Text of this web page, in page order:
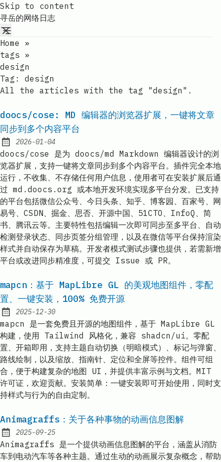
Skip to content
寻岳的网络日志
Home
»
tags »
design
Tag: design
All the articles with the tag "design".
doocs/cose: MD 编辑器的浏览器扩展，一键将文章
同步到多个内容平台
Published:
2026-01-04
doocs/cose 是为 doocs/md Markdown 编辑器设计的浏
览器扩展，支持一键将文章同步到多个内容平台。插件完全本地
运行，不收集、不存储任何用户信息，使用者可在安装扩展后通
过 md.doocs.org 或本地开发环境实现多平台分发。已支持
的平台包括微信公众号、今日头条、知乎、博客园、百家号、网
易号、CSDN、掘金、思否、开源中国、51CTO、InfoQ、简
书、腾讯云等。主要特性包括编辑一次即可同步至多平台、自动
检测登录状态、同步页签分组管理，以及在微信等平台保持渲染
样式并自动保存为草稿。开发者模式测试步骤也提供，若需新增
平台或改进同步精准度，可提交 Issue 或 PR。
mapcn：基于 MapLibre GL 的美观地图组件，零配
置、一键安装，100% 免费开源
Published:
2025-12-30
mapcn 是一套免费且开源的地图组件，基于 MapLibre GL
构建，使用 Tailwind 风格化，兼容 shadcn/ui。零配
置、开箱即用，支持主题自动切换（明暗模式）、标记与弹窗、
路线绘制，以及缩放、指南针、定位和全屏等控件。组件可组
合，便于构建复杂的地图 UI，并提供丰富示例与文档。MIT
许可证，欢迎贡献。安装简单：一键安装即可开始使用，同时支
持样式与行为的自由定制。
Animagraffs：关于各种事物的动画信息图解
Published:
2025-09-25
Animagraffs 是一个提供动画信息图解的平台，涵盖从消防
车到电动汽车等各种主题。通过生动的动画展示复杂概念，帮助